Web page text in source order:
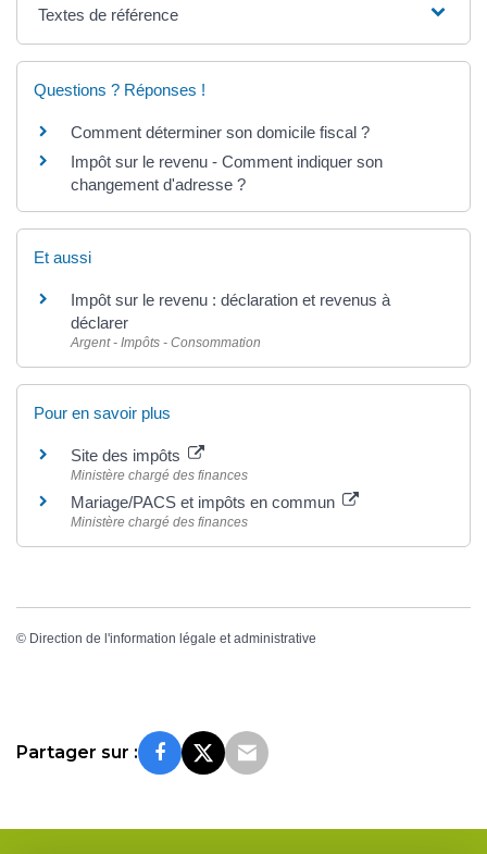
Textes de référence
Questions ? Réponses !
Comment déterminer son domicile fiscal ?
Impôt sur le revenu - Comment indiquer son
changement d'adresse ?
Et aussi
Impôt sur le revenu : déclaration et revenus à
déclarer
Argent - Impôts - Consommation
Pour en savoir plus
Site des impôts
Ministère chargé des finances
Mariage/PACS et impôts en commun
Ministère chargé des finances
© Direction de l'information légale et administrative
Partager sur :